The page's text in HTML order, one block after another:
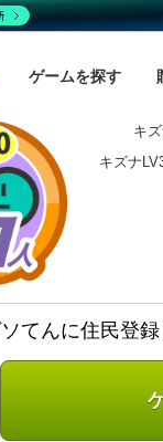
ゲームを探す
キ
キズナ
てんに住民登